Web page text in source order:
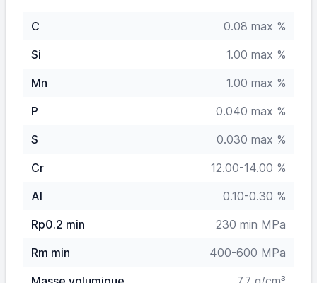
C
0.08 max %
Si
1.00 max %
Mn
1.00 max %
P
0.040 max %
S
0.030 max %
Cr
12.00-14.00 %
Al
0.10-0.30 %
Rp0.2 min
230 min MPa
Rm min
400-600 MPa